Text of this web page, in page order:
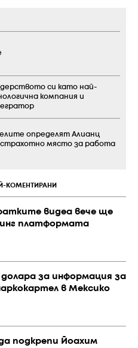
КОМЕНТИРАНИ
видеа вече ще
платформата
за информация за
в Мексико
подкрепи Йоахим
си като най-
компания и
определят Алианц
страхотно място за работа